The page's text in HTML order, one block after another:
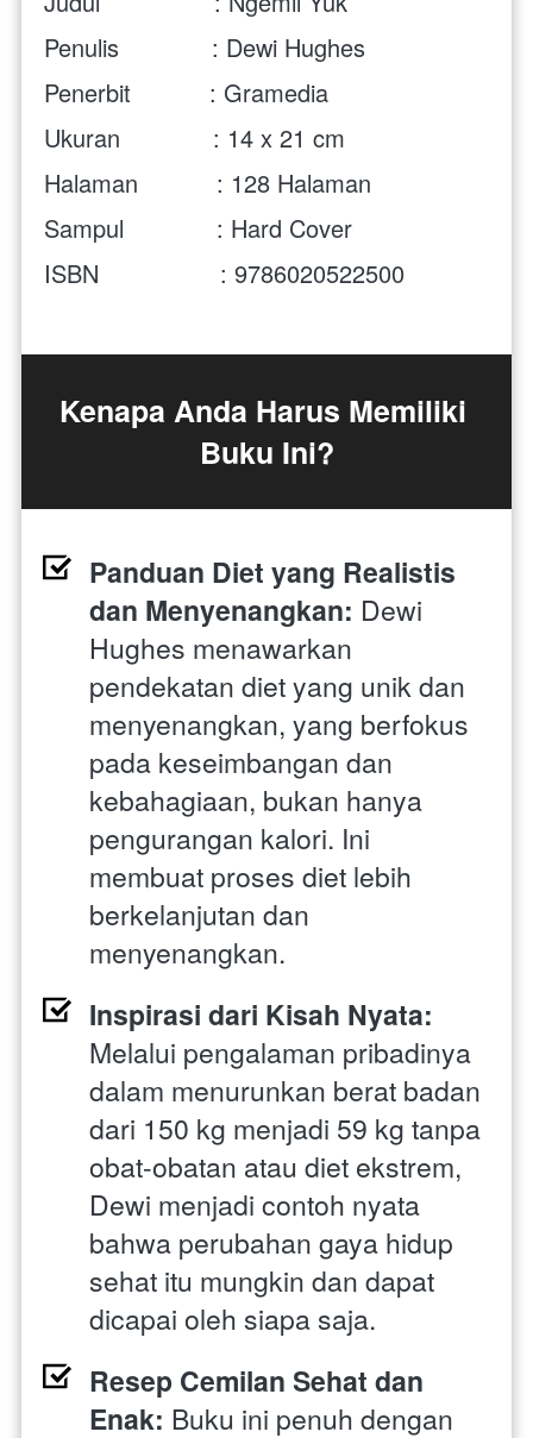
Penulis             : Dewi Hughes
Penerbit           : Gramedia
Ukuran             : 14 x 21 cm
Halaman           : 128 Halaman
Sampul             : Hard Cover
ISBN                 : 9786020522500
Kenapa Anda Harus Memiliki
Buku Ini?
Panduan Diet yang Realistis
dan Menyenangkan: Dewi
Hughes menawarkan
pendekatan diet yang unik dan
menyenangkan, yang berfokus
pada keseimbangan dan
kebahagiaan, bukan hanya
pengurangan kalori. Ini
membuat proses diet lebih
berkelanjutan dan
menyenangkan.
Inspirasi dari Kisah Nyata:
Melalui pengalaman pribadinya
dalam menurunkan berat badan
dari 150 kg menjadi 59 kg tanpa
obat-obatan atau diet ekstrem,
Dewi menjadi contoh nyata
bahwa perubahan gaya hidup
sehat itu mungkin dan dapat
dicapai oleh siapa saja.
Resep Cemilan Sehat dan
Enak: Buku ini penuh dengan